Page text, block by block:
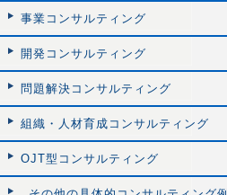
事業コンサルティング
開発コンサルティング
問題解決コンサルティング
組織・人材育成コンサルティング
OJT型コンサルティング